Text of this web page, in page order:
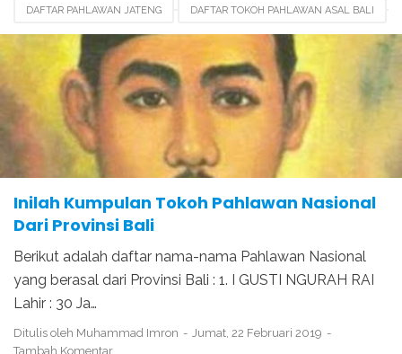
DAFTAR PAHLAWAN JATENG DAFTAR TOKOH PAHLAWAN ASAL BALI
PAHLAWAN DARI BALI PAHLAWAN DARI JATIM
PAHLAWAN NASIONAL KELAHIRAN BALI
TOKOH PAHLAWAN JAWA BARAT
Inilah Kumpulan Tokoh Pahlawan Nasional
Dari Provinsi Bali
Berikut adalah daftar nama-nama Pahlawan Nasional
yang berasal dari Provinsi Bali : 1. I GUSTI NGURAH RAI
Lahir : 30 Ja…
Ditulis oleh Muhammad Imron
Jumat, 22 Februari 2019
Tambah Komentar